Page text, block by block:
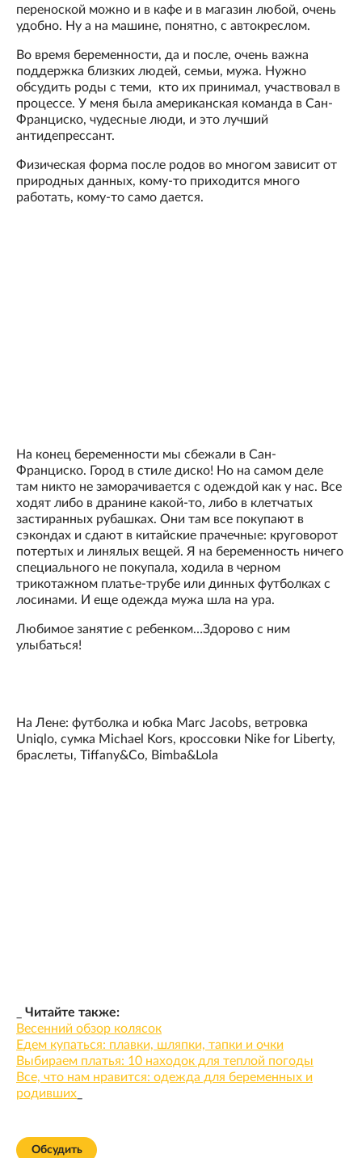
переноской можно и в кафе и в магазин любой, очень
удобно. Ну а на машине, понятно, с автокреслом.
Во время беременности, да и после, очень важна
поддержка близких людей, семьи, мужа. Нужно
обсудить роды с теми, кто их принимал, участвовал в
процессе. У меня была американская команда в Сан-
Франциско, чудесные люди, и это лучший
антидепрессант.
Физическая форма после родов во многом зависит от
природных данных, кому-то приходится много
работать, кому-то само дается.
На конец беременности мы сбежали в Сан-
Франциско. Город в стиле диско! Но на самом деле
там никто не заморачивается с одеждой как у нас. Все
ходят либо в дранине какой-то, либо в клетчатых
застиранных рубашках. Они там все покупают в
сэкондах и сдают в китайские прачечные: круговорот
потертых и линялых вещей. Я на беременность ничего
специального не покупала, ходила в черном
трикотажном платье-трубе или динных футболках с
лосинами. И еще одежда мужа шла на ура.
Любимое занятие с ребенком…Здорово с ним
улыбаться!
На Лене: футболка и юбка Marc Jacobs, ветровка
Uniqlo, сумка Michael Kors, кроссовки Nike for Liberty,
браслеты, Tiffany&Co, Bimba&Lola
Читайте также:
Весенний обзор колясок
Едем купаться: плавки, шляпки, тапки и очки
Выбираем платья: 10 находок для теплой погоды
Все, что нам нравится: одежда для беременных и
родивших
Обсудить